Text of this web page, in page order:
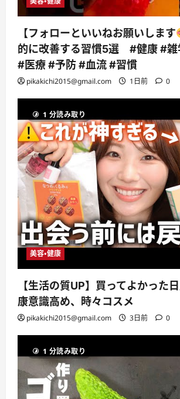
【フォローといいねお願いします
的に改善する習慣5選 #健康 #雑
#医療 #予防 #血流 #習慣
pikakichi2015@gmail.com 1日前 0
1 分読み取り
美容・健康
【生活の質UP】買ってよかった
康意識高め、時々コスメ
pikakichi2015@gmail.com 3日前 0
1 分読み取り